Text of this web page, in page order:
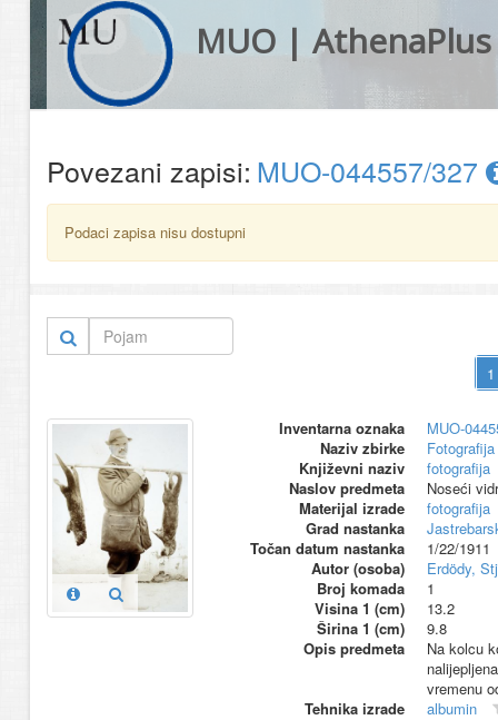
MUO | AthenaPlus
Povezani zapisi: MUO-044557/327
Podaci zapisa nisu dostupni
Inventarna oznaka
MUO-
Naziv zbirke
Književni naziv
fotografija
Naslov predmeta
Noseći
Materijal izrade
fotografija
Grad nastanka
Točan datum nastanka
1/22/1911
Autor (osoba)
Erdödy,
Broj komada
1
Visina 1 (cm)
13.2
Širina 1 (cm)
9.8
Opis predmeta
Na kolcu
vremenu
Tehnika izrade
albumin